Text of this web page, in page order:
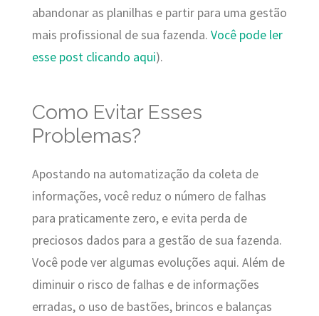
abandonar as planilhas e partir para uma gestão
mais profissional de sua fazenda. Você pode ler
esse post clicando aqui).
Como Evitar Esses
Problemas?
Apostando na automatização da coleta de
informações, você reduz o número de falhas
para praticamente zero, e evita perda de
preciosos dados para a gestão de sua fazenda.
Você pode ver algumas evoluções aqui. Além de
diminuir o risco de falhas e de informações
erradas, o uso de bastões, brincos e balanças